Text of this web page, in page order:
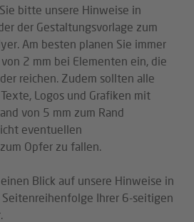
bitte unsere Hinweise in
der Gestaltungsvorlage zum
Am besten planen Sie immer
2 mm bei Elementen ein, die
reichen. Zudem sollten alle
Logos und Grafiken mit
von 5 mm zum Rand
eventuellen
Opfer zu fallen.
Blick auf unsere Hinweise in
Ihrer 6-seitigen